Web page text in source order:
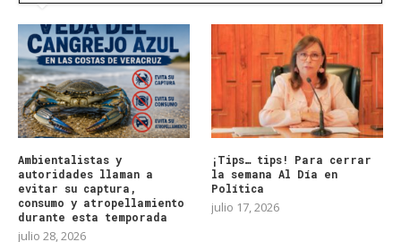
Ambientalistas y
autoridades llaman a
evitar su captura,
consumo y atropellamiento
durante esta temporada
julio 28, 2026
¡Tips… tips! Para cerrar
la semana Al Día en
Política
julio 17, 2026